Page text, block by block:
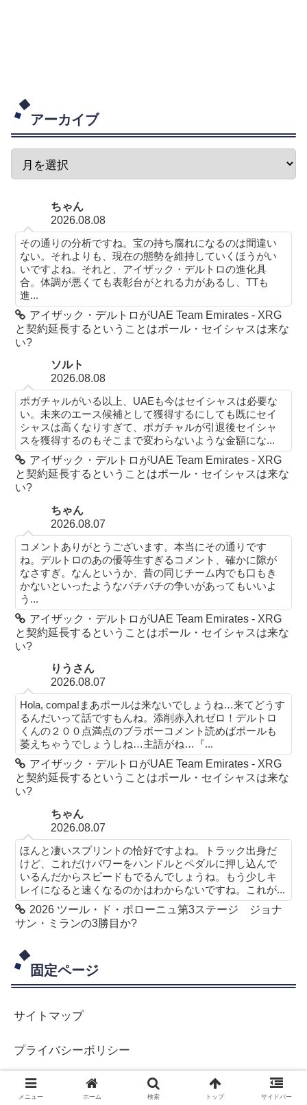
アーカイブ
ちゃん
2026.08.08
その通りの分析ですね。宝の持ち腐れになるのは間違い
ない。それよりも、現在の態勢を維持していくほうがい
いですよね。それと、アイザック・デルトロの進化具
合。体調が悪くても表彰台がとれる力があるし、TTも
進...
アイザック・デルトロがUAE Team Emirates - XRG
と契約延長するということはポール・セイシャスは来な
い?
ソルト
2026.08.08
ポガチャルがいる以上、UAEも今はセイシャスは必要な
い。未来のエース候補として獲得するにしても既にセイ
シャスは高くなりすぎて、ポガチャルが引退後セイシャ
スを獲得するのもそこまで変わらないような金額にな...
アイザック・デルトロがUAE Team Emirates - XRG
と契約延長するということはポール・セイシャスは来な
い?
ちゃん
2026.08.07
コメントありがとうございます。本当にその通りです
ね。デルトロのあの優等生すぎるコメント、確かに隙が
なさすぎ。なんというか、昔の同じチーム内でも口もき
かないといったようなバチバチの争いがあってもいいよ
う...
アイザック・デルトロがUAE Team Emirates - XRG
と契約延長するということはポール・セイシャスは来な
い?
りうさん
2026.08.07
Hola, compa!まあポールは来ないでしょうね…来てどうす
るんだいって話ですもんね。添削赤入れゼロ！デルトロ
くんの２００点満点のブラボーコメント読めばポールも
萎えちゃうでしょうしね…主語がね…『...
アイザック・デルトロがUAE Team Emirates - XRG
と契約延長するということはポール・セイシャスは来な
い?
ちゃん
2026.08.07
ほんと凄いスプリントの恰好ですよね。トラック出身だ
けど、これだけパワーをハンドルとペダルに押し込んで
いるんだからスピードもでるんでしょうね。もう少しキ
レイになると速くなるのかはわからないですね。これが...
2026 ツール・ド・ポローニュ第3ステージ ジョナ
サン・ミランの3勝目か?
固定ページ
サイトマップ
プライバシーポリシー
プロフィール
メニュー ホーム 検索 トップ サイドバー